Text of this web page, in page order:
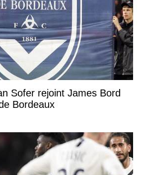
Sofer rejoint James Bord
Bordeaux